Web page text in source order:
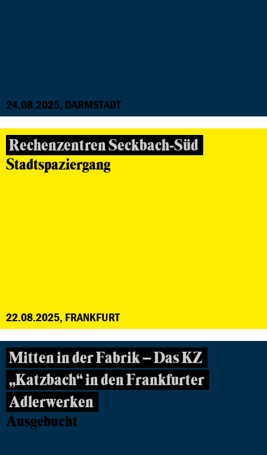
24.08.2025, DARMSTADT
Rechenzentren Seckbach-Süd
Stadtspaziergang
22.08.2025, FRANKFURT
Mitten in der Fabrik – Das KZ
„Katzbach“ in den Frankfurter
Adlerwerken
Ausgebucht